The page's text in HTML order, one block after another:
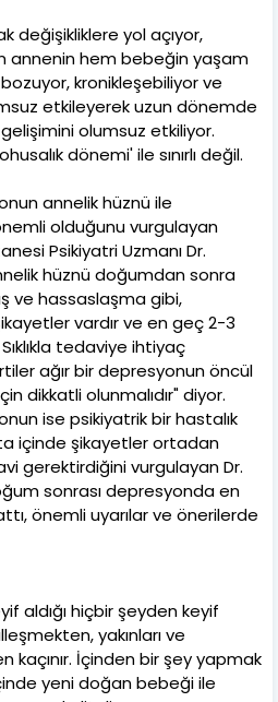
değişikliklere yol açıyor,
annenin hem bebeğin yaşam
kronikleşebiliyor ve
etkileyerek uzun dönemde
olumsuz etkiliyor.
dönemi' ile sınırlı değil.
annelik hüznü ile
olduğunu vurgulayan
Psikiyatri Uzmanı Dr.
hüznü doğumdan sonra
ve hassaslaşma gibi,
vardır ve en geç 2-3
tedaviye ihtiyaç
ağır bir depresyonun öncül
dikkatli olunmalıdır" diyor.
ise psikiyatrik bir hastalık
içinde şikayetler ortadan
gerektirdiğini vurgulayan Dr.
sonrası depresyonda en
önemli uyarılar ve önerilerde
aldığı hiçbir şeyden keyif
yakınları ve
kaçınır. İçinden bir şey yapmak
yeni doğan bebeği ile